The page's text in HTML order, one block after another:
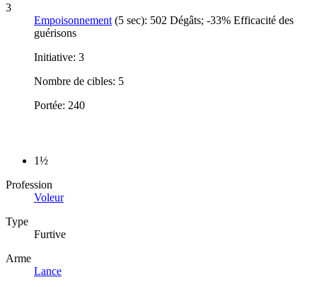
3
Empoisonnement (5 sec): 502 Dégâts; -33% Efficacité des
guérisons
Initiative: 3
Nombre de cibles: 5
Portée: 240
1½
Profession
Voleur
Type
Furtive
Arme
Lance